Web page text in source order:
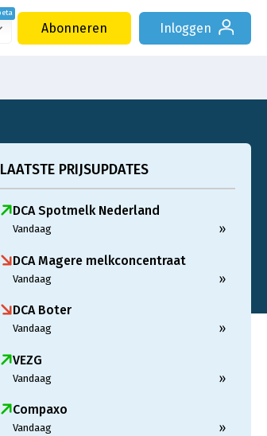
Abonneren Inloggen
LAATSTE PRIJSUPDATES
DCA Spotmelk Nederland
Vandaag »
DCA Magere melkconcentraat
Vandaag »
DCA Boter
Vandaag »
VEZG
Vandaag »
Compaxo
Vandaag »